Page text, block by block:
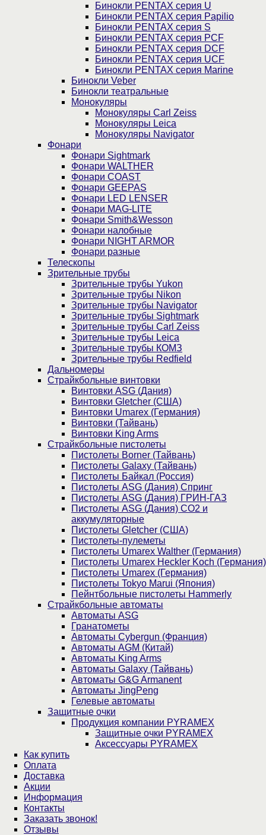
Бинокли PENTAX серия U
Бинокли PENTAX серия Papilio
Бинокли PENTAX серия S
Бинокли PENTAX серия PCF
Бинокли PENTAX серия DCF
Бинокли PENTAX серия UCF
Бинокли PENTAX серия Marine
Бинокли Veber
Бинокли театральные
Монокуляры
Монокуляры Carl Zeiss
Монокуляры Leica
Монокуляры Navigator
Фонари
Фонари Sightmark
Фонари WALTHER
Фонари COAST
Фонари GEEPAS
Фонари LED LENSER
Фонари MAG-LITE
Фонари Smith&Wesson
Фонари налобные
Фонари NIGHT ARMOR
Фонари разные
Телескопы
Зрительные трубы
Зрительные трубы Yukon
Зрительные трубы Nikon
Зрительные трубы Navigator
Зрительные трубы Sightmark
Зрительные трубы Carl Zeiss
Зрительные трубы Leica
Зрительные трубы КОМЗ
Зрительные трубы Redfield
Дальномеры
Страйкбольные винтовки
Винтовки ASG (Дания)
Винтовки Gletcher (США)
Винтовки Umarex (Германия)
Винтовки (Тайвань)
Винтовки King Arms
Страйкбольные пистолеты
Пистолеты Borner (Тайвань)
Пистолеты Galaxy (Тайвань)
Пистолеты Байкал (Россия)
Пистолеты ASG (Дания) Спринг
Пистолеты ASG (Дания) ГРИН-ГАЗ
Пистолеты ASG (Дания) CO2 и
аккумуляторные
Пистолеты Gletcher (США)
Пистолеты-пулеметы
Пистолеты Umarex Walther (Германия)
Пистолеты Umarex Heckler Koch (Германия)
Пистолеты Umarex (Германия)
Пистолеты Tokyo Marui (Япония)
Пейнтбольные пистолеты Hammerly
Страйкбольные автоматы
Автоматы ASG
Гранатометы
Автоматы Cybergun (Франция)
Автоматы AGM (Китай)
Автоматы King Arms
Автоматы Galaxy (Тайвань)
Автоматы G&G Armanent
Автоматы JingPeng
Гелевые автоматы
Защитные очки
Продукция компании PYRAMEX
Защитные очки PYRAMEX
Аксессуары PYRAMEX
Как купить
Оплата
Доставка
Акции
Информация
Контакты
Заказать звонок!
Отзывы